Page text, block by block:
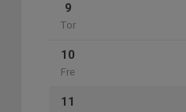
9
Tor
10
Fre
11